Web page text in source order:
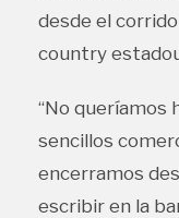
desde el
country
“No queríamos
sencillos
encerramos
escribir en la